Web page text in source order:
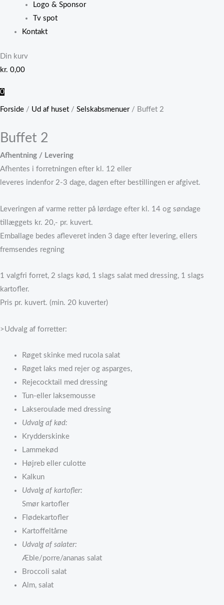
Logo & Sponsor
Tv spot
Kontakt
Din kurv
kr. 0,00
0
Forside / Ud af huset / Selskabsmenuer/ Buffet 2
Buffet 2
Afhentning / Levering
Afhentes i forretningen efter kl. 12 eller
leveres indenfor 2-3 dage, dagen efter bestillingen er afgivet.
Leveringen af varme retter på lørdage efter kl. 14 og søndage
tillæggets kr. 20,- pr. kuvert.
Emballage bedes afleveret inden 3 dage efter levering, ellers
fremsendes regning
1 valgfri forret, 2 slags kød, 1 slags salat med dressing, 1 slags
kartofler.
Pris pr. kuvert. (min. 20 kuverter)
>Udvalg af forretter:
Røget skinke med rucola salat
Røget laks med rejer og asparges,
Rejecocktail med dressing
Tun-eller laksemousse
Lakseroulade med dressing
Udvalg af kød:
Krydderskinke
Lammekød
Højreb eller culotte
Kalkun
Udvalg af kartofler:
Smør kartofler
Flødekartofler
Kartoffeltårne
Udvalg af salater:
Æble/porre/ananas salat
Broccoli salat
Alm, salat